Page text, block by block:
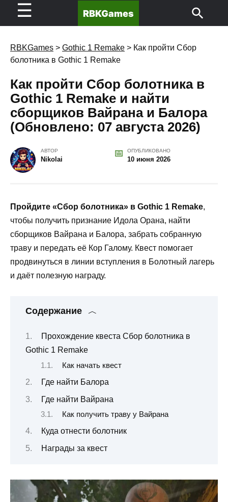
☰ RBKGames
RBKGames > Gothic 1 Remake > Как пройти Сбор
болотника в Gothic 1 Remake
Как пройти Сбор болотника в
Gothic 1 Remake и найти
сборщиков Вайрана и Балора
(Обновлено: 07 августа 2026)
АВТОР
Nikolai
ОПУБЛИКОВАНО
10 июня 2026
Пройдите «Сбор болотника» в Gothic 1 Remake,
чтобы получить признание Идола Орана, найти
сборщиков Вайрана и Балора, забрать собранную
траву и передать её Кор Галому. Квест помогает
продвинуться в линии вступления в Болотный лагерь
и даёт полезную награду.
Содержание
Прохождение квеста Сбор болотника в
Gothic 1 Remake
Как начать квест
Где найти Балора
Где найти Вайрана
Как получить траву у Вайрана
Куда отнести болотник
Награды за квест